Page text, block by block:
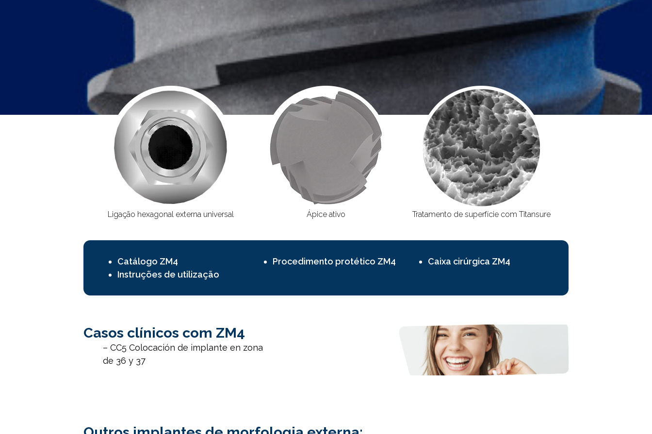
Ligação hexagonal externa universal Ápice ativo Tratamento de superfície com Titansure
Catálogo ZM4
Instruções de utilização
Procedimento protético ZM4 Caixa cirúrgica ZM4
Casos clínicos com ZM4
– CC5 Colocación de implante en zona
de 36 y 37